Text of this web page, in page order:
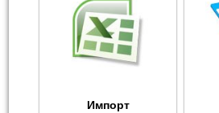
Импорт